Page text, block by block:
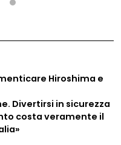
Hiroshima e
Divertirsi in sicurezza
costa veramente il